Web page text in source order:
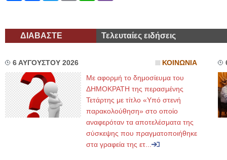
ΔΙΑΒΑΣΤΕ Τελευταίες ειδήσεις
6 ΑΥΓΟΥΣΤΟΥ 2026 ΚΟΙΝΩΝΙΑ
Με αφορμή το δημοσίευμα του
ΔΗΜΟΚΡΑΤΗ της περασμένης
Τετάρτης με τίτλο «Υπό στενή
παρακολούθηση» στο οποίο
αναφερόταν τα αποτελέσματα της
σύσκεψης που πραγματοποιήθηκε
στα γραφεία της ετ...